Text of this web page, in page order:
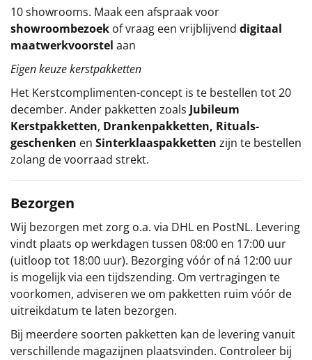
10 showrooms. Maak een afspraak voor
showroombezoek of vraag een vrijblijvend digitaal
maatwerkvoorstel aan
Eigen keuze kerstpakketten
Het Kerstcomplimenten-concept is te bestellen tot 20
december. Ander pakketten zoals Jubileum
Kerstpakketten, Drankenpakketten, Rituals-
geschenken en Sinterklaaspakketten zijn te bestellen
zolang de voorraad strekt.
Bezorgen
Wij bezorgen met zorg o.a. via DHL en PostNL. Levering
vindt plaats op werkdagen tussen 08:00 en 17:00 uur
(uitloop tot 18:00 uur). Bezorging vóór of ná 12:00 uur
is mogelijk via een tijdszending. Om vertragingen te
voorkomen, adviseren we om pakketten ruim vóór de
uitreikdatum te laten bezorgen.
Bij meerdere soorten pakketten kan de levering vanuit
verschillende magazijnen plaatsvinden. Controleer bij